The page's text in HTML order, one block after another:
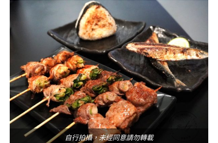
自行拍攝，未經同意請勿轉載